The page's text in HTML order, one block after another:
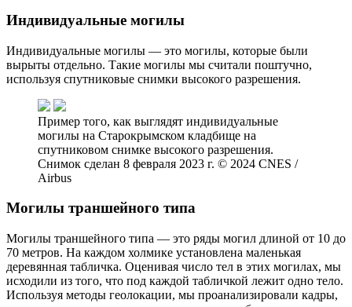
Индивидуальные могилы
Индивидуальные могилы — это могилы, которые были
вырыты отдельно. Такие могилы мы считали поштучно,
используя спутниковые снимки высокого разрешения.
Пример того, как выглядят индивидуальные
могилы на Старокрымском кладбище на
спутниковом снимке высокого разрешения.
Снимок сделан 8 февраля 2023 г. © 2024 CNES /
Airbus
Могилы траншейного типа
Могилы траншейного типа — это ряды могил длиной от 10 до
70 метров. На каждом холмике установлена маленькая
деревянная табличка. Оценивая число тел в этих могилах, мы
исходили из того, что под каждой табличкой лежит одно тело.
Используя методы геолокации, мы проанализировали кадры,